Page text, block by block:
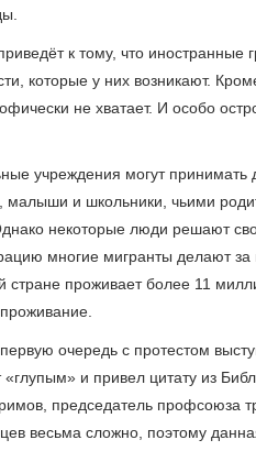
к тому, что иностранные
которые у них возникают.
не хватает. И особо
учреждения могут принимать
малыши и школьники, чьими
некоторые люди решают
многие мигранты делают за
стране проживает более 11
очередь с протестом
и привел цитату из
председатель профсоюза
весьма сложно, поэтому